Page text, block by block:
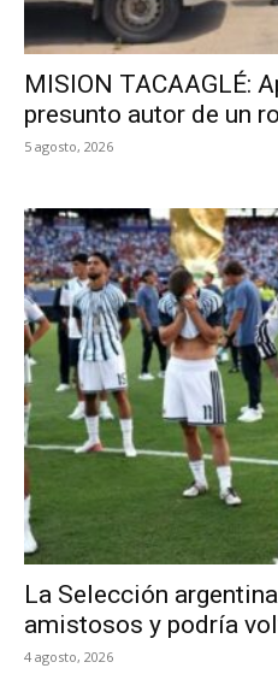
MISION TACAAGLÉ:
presunto autor de un
5 agosto, 2026
La Selección
amistosos y podría
4 agosto, 2026